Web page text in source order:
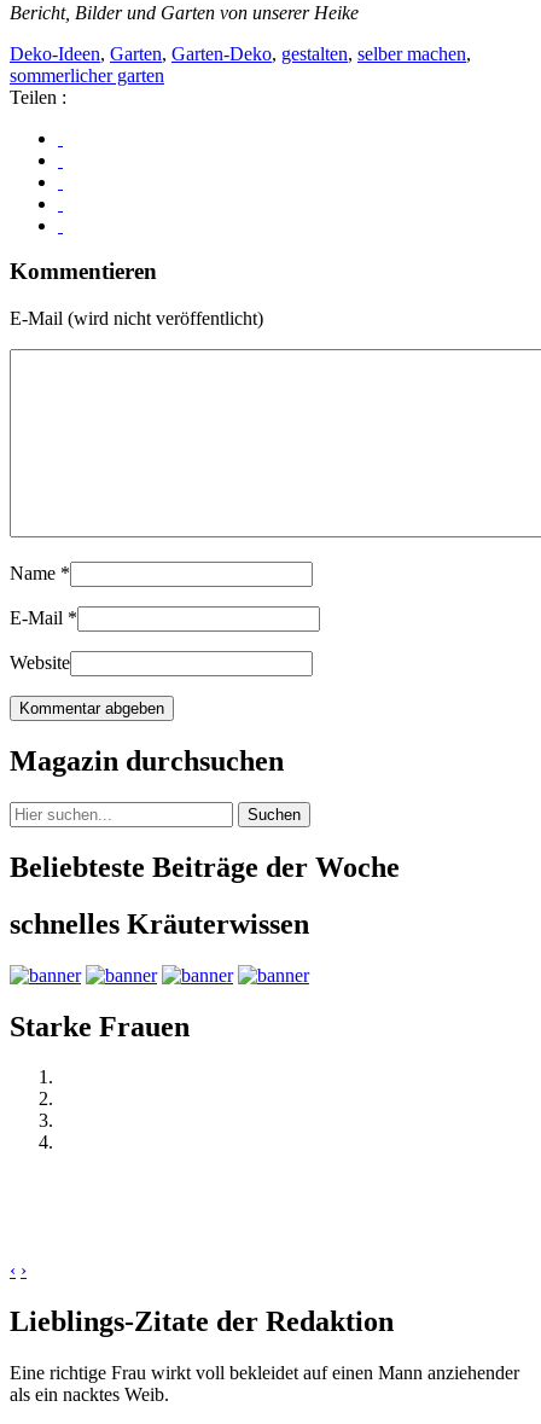
Bericht, Bilder und Garten von unserer Heike
Deko-Ideen, Garten, Garten-Deko, gestalten, selber machen,
sommerlicher garten
Teilen :
Kommentieren
E-Mail (wird nicht veröffentlicht)
Name *
E-Mail *
Website
Magazin durchsuchen
Suchen
Beliebteste Beiträge der Woche
schnelles Kräuterwissen
Starke Frauen
‹ ›
Lieblings-Zitate der Redaktion
Eine richtige Frau wirkt voll bekleidet auf einen Mann anziehender
als ein nacktes Weib.